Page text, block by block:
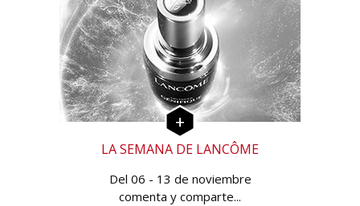
LA SEMANA DE LANCÔME
Del 06 - 13 de noviembre
comenta y comparte...